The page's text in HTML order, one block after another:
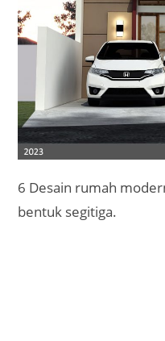
6 Desain rumah
bentuk segitiga.